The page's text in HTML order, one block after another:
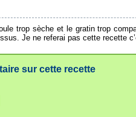
trop sèche et le gratin trop
Je ne referai pas cette recette
sur cette recette